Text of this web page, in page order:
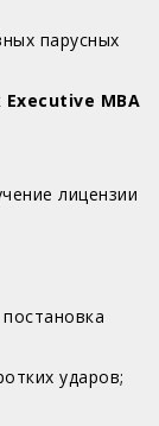
парусных
Executive MBA
лицензии
ударов;